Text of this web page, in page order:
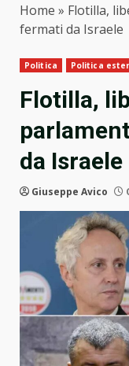
Home » Flotilla,
fermati da Israele
Politica Politica
Flotilla,
da Israele
Giuseppe Avico